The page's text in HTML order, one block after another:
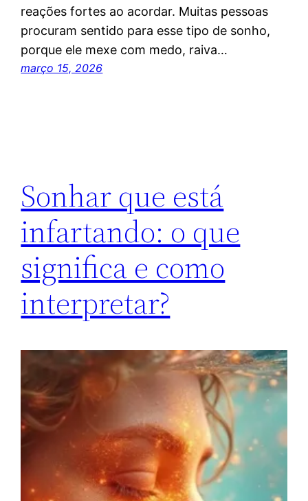
reações fortes ao acordar. Muitas pessoas
procuram sentido para esse tipo de sonho,
porque ele mexe com medo, raiva…
março 15, 2026
Sonhar que está
infartando: o que
significa e como
interpretar?